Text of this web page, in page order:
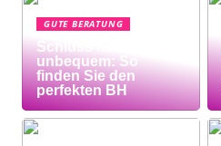
GUTE BERATUNG
Schluss mit
unbequem: So
finden Sie den
perfekten BH